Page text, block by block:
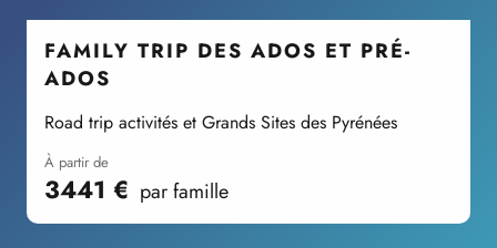
FAMILY TRIP DES ADOS ET PRÉ-
ADOS
Road trip activités et Grands Sites des Pyrénées
à partir de
3441 € par famille